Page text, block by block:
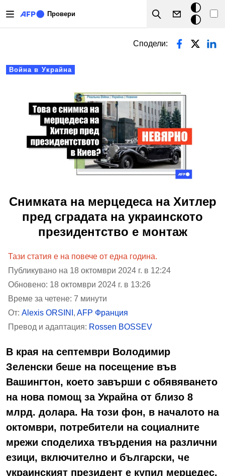
Провери
Search
Тъмен
режим
Primary tabs
Война в Украйна
Сподели:
Снимката на мерцедесa на Хитлер
пред сградата на украинското
президентство е монтаж
Тази статия е на повече от една година.
Публикувано на 18 октомври 2024 г. в 12:24
Обновено: 18 октомври 2024 г. в 13:26
Време за четене: 7 минути
От: Alexis ORSINI , AFP Франция
Превод и адаптация: Rossen BOSSEV
В края на септември Володимир
Зеленски беше на посещение във
Вашингтон, което завърши с обявяването
на нова помощ за Украйна от близо 8
млрд. долара. На този фон, в началото на
октомври, потребители на социалните
мрежи споделиха твърдения на различни
езици, включително и български, че
украинският президент е купил мерцедес,